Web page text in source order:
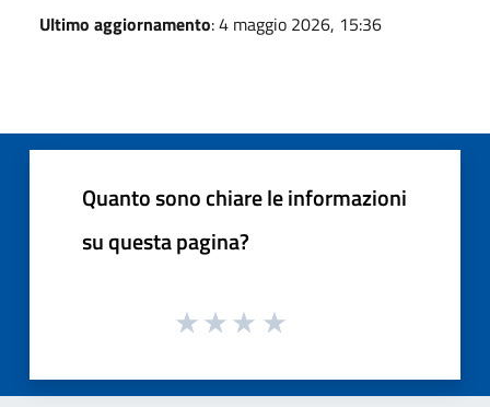
Ultimo aggiornamento: 4 maggio 2026, 15:36
Quanto sono chiare le informazioni
su questa pagina?